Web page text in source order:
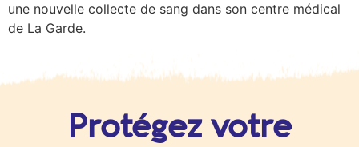
une nouvelle collecte de sang dans son centre médical
de La Garde.
Protégez votre